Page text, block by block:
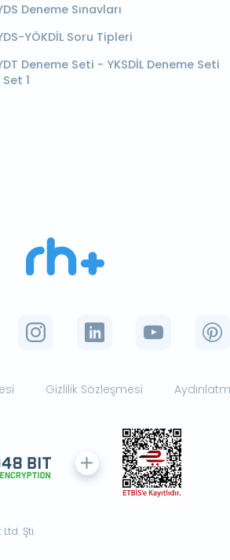
Deneme Sınavları
YÖKDİL Soru Tipleri
Deneme Seti - YKSDİL Deneme Seti
Set 1
Gizlilik Sözleşmesi
Şti.